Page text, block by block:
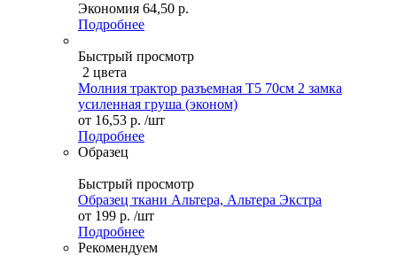
Экономия 64,50 р.
Подробнее
Быстрый просмотр
2 цвета
Молния трактор разъемная Т5 70см 2 замка
усиленная груша (эконом)
от 16,53 р. /шт
Подробнее
Образец
Быстрый просмотр
Образец ткани Альтера, Альтера Экстра
от 199 р. /шт
Подробнее
Рекомендуем